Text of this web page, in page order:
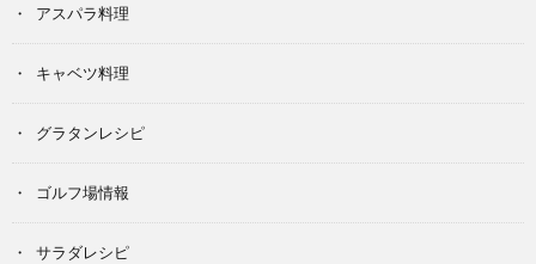
アスパラ料理
キャベツ料理
グラタンレシピ
ゴルフ場情報
サラダレシピ